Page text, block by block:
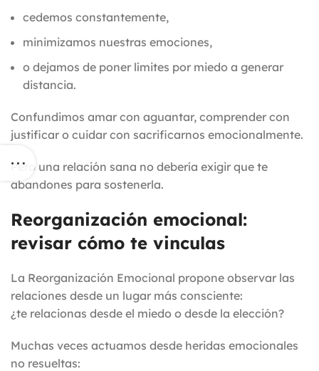
cedemos constantemente,
minimizamos nuestras emociones,
o dejamos de poner límites por miedo a generar
distancia.
Confundimos amar con aguantar, comprender con
justificar o cuidar con sacrificarnos emocionalmente.
Pero una relación sana no debería exigir que te
abandones para sostenerla.
Reorganización emocional:
revisar cómo te vinculas
La Reorganización Emocional propone observar las
relaciones desde un lugar más consciente:
¿te relacionas desde el miedo o desde la elección?
Muchas veces actuamos desde heridas emocionales
no resueltas: